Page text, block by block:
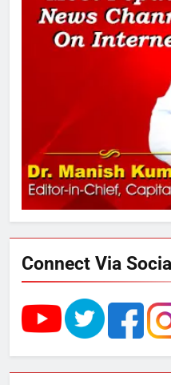
स्वरूप
289
फ्री
3
UP में
डेयरी,
मिला
राम
का
Connect Via